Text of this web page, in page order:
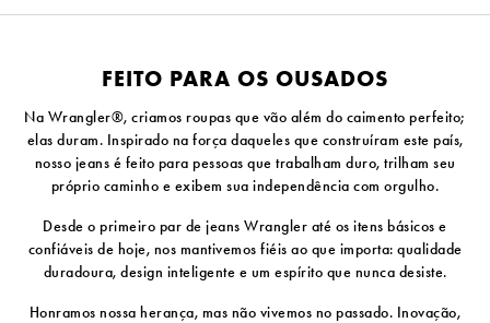
FEITO PARA OS OUSADOS
Na Wrangler®, criamos roupas que vão além do caimento perfeito;
elas duram. Inspirado na força daqueles que construíram este país,
nosso jeans é feito para pessoas que trabalham duro, trilham seu
próprio caminho e exibem sua independência com orgulho.
Desde o primeiro par de jeans Wrangler até os itens básicos e
confiáveis ​​de hoje, nos mantivemos fiéis ao que importa: qualidade
duradoura, design inteligente e um espírito que nunca desiste.
Honramos nossa herança, mas não vivemos no passado. Inovação,